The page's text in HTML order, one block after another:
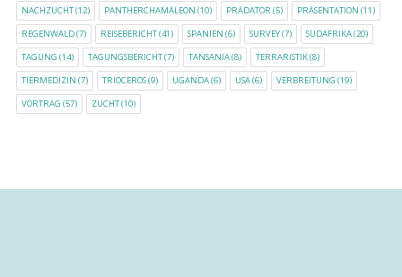
NACHZUCHT(12) PANTHERCHAMÄLEON (10) PRÄDATOR(5) PRÄSENTATION (11)
REGENWALD(7) REISEBERICHT(41) SPANIEN (6) SURVEY(7) SÜDAFRIKA(20)
TAGUNG (14) TAGUNGSBERICHT(7) TANSANIA(8) TERRARISTIK(8)
TIERMEDIZIN (7) TRIOCEROS(9) UGANDA(6) USA(6) VERBREITUNG (19)
VORTRAG (57) ZUCHT(10)